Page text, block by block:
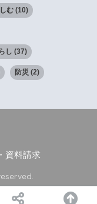
む(10)
し (37)
防災 (2)
資料請求